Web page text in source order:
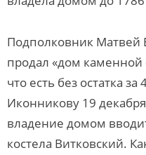
Подполковник Матвей
продал «дом
что есть без остатка
Иконникову 19
владение домом
костела Витковский.